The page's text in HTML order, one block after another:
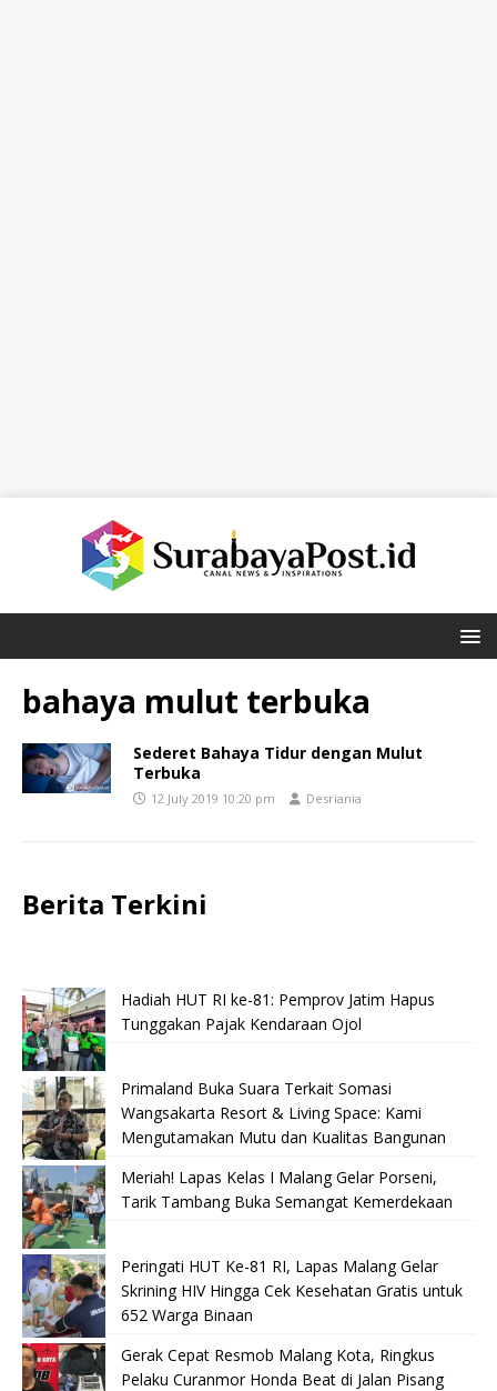
bahaya mulut terbuka
Sederet Bahaya Tidur dengan Mulut
Terbuka
12 July 2019 10:20 pm Desriania
Berita Terkini
Hadiah HUT RI ke-81: Pemprov Jatim Hapus
Tunggakan Pajak Kendaraan Ojol
Primaland Buka Suara Terkait Somasi
Wangsakarta Resort & Living Space: Kami
Mengutamakan Mutu dan Kualitas Bangunan
Meriah! Lapas Kelas I Malang Gelar Porseni,
Tarik Tambang Buka Semangat Kemerdekaan
Peringati HUT Ke-81 RI, Lapas Malang Gelar
Skrining HIV Hingga Cek Kesehatan Gratis untuk
652 Warga Binaan
Gerak Cepat Resmob Malang Kota, Ringkus
Pelaku Curanmor Honda Beat di Jalan Pisang